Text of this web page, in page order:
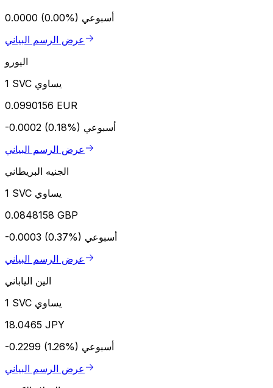
0.0000 (0.00%) أسبوعي
عرض الرسم البياني
اليورو
1 SVC يساوي
0.0990156 EUR
-0.0002 (0.18%) أسبوعي
عرض الرسم البياني
الجنيه البريطاني
1 SVC يساوي
0.0848158 GBP
-0.0003 (0.37%) أسبوعي
عرض الرسم البياني
الين الياباني
1 SVC يساوي
18.0465 JPY
-0.2299 (1.26%) أسبوعي
عرض الرسم البياني